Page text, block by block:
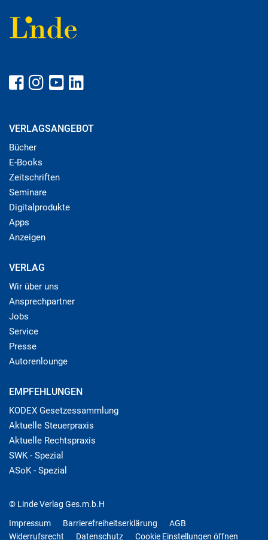
VERLAGSANGEBOT
Bücher
E-Books
Zeitschriften
Seminare
Digitalprodukte
Apps
Anzeigen
VERLAG
Wir über uns
Ansprechpartner
Jobs
Service
Presse
Autorenlounge
EMPFEHLUNGEN
KODEX Gesetzessammlung
Aktuelle Steuerpraxis
Aktuelle Rechtspraxis
SWK - Spezial
ASoK - Spezial
© Linde Verlag Ges.m.b.H
Impressum
Barrierefreiheitserklärung
AGB
Widerrufsrecht
Datenschutz Cookie Einstellungen öffnen